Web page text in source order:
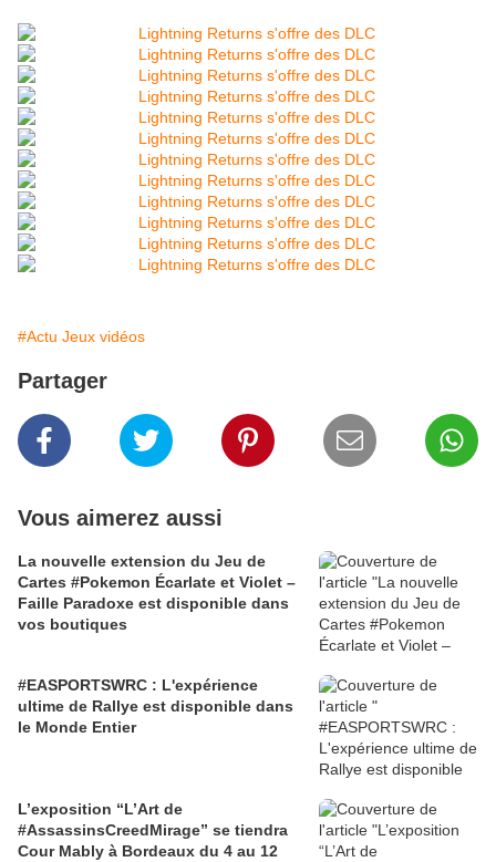
#Actu Jeux vidéos
Partager
Vous aimerez aussi
La nouvelle extension du Jeu de
Cartes #Pokemon Écarlate et Violet –
Faille Paradoxe est disponible dans
vos boutiques
#EASPORTSWRC : L'expérience
ultime de Rallye est disponible dans
le Monde Entier
L’exposition “L’Art de
#AssassinsCreedMirage” se tiendra
Cour Mably à Bordeaux du 4 au 12